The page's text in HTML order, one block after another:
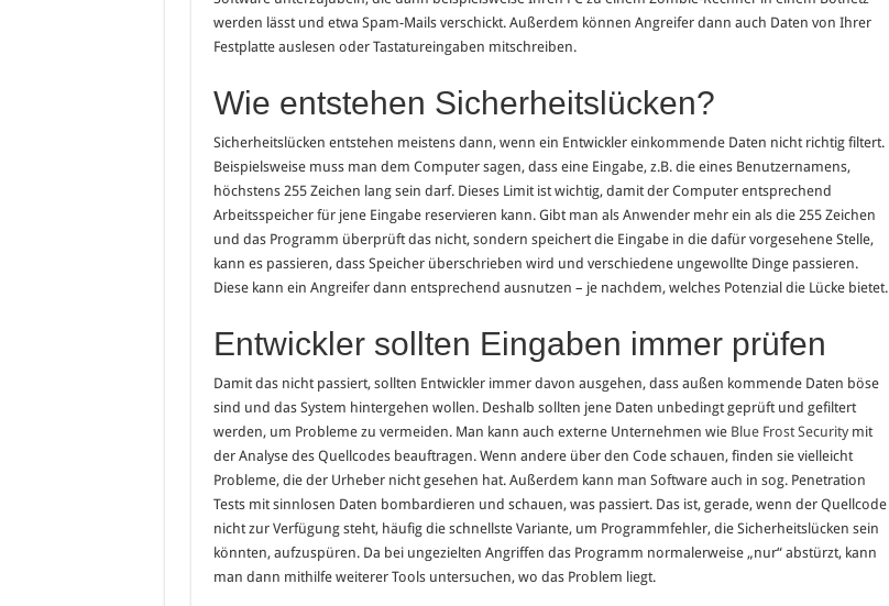
werden lässt und etwa Spam-Mails verschickt. Außerdem können Angreifer dann auch Daten von Ihrer
Festplatte auslesen oder Tastatureingaben mitschreiben.
Wie entstehen Sicherheitslücken?
Sicherheitslücken entstehen meistens dann, wenn ein Entwickler einkommende Daten nicht richtig filtert.
Beispielsweise muss man dem Computer sagen, dass eine Eingabe, z.B. die eines Benutzernamens,
höchstens 255 Zeichen lang sein darf. Dieses Limit ist wichtig, damit der Computer entsprechend
Arbeitsspeicher für jene Eingabe reservieren kann. Gibt man als Anwender mehr ein als die 255 Zeichen
und das Programm überprüft das nicht, sondern speichert die Eingabe in die dafür vorgesehene Stelle,
kann es passieren, dass Speicher überschrieben wird und verschiedene ungewollte Dinge passieren.
Diese kann ein Angreifer dann entsprechend ausnutzen – je nachdem, welches Potenzial die Lücke bietet.
Entwickler sollten Eingaben immer prüfen
Damit das nicht passiert, sollten Entwickler immer davon ausgehen, dass außen kommende Daten böse
sind und das System hintergehen wollen. Deshalb sollten jene Daten unbedingt geprüft und gefiltert
werden, um Probleme zu vermeiden. Man kann auch externe Unternehmen wie Blue Frost Securitymit
der Analyse des Quellcodes beauftragen. Wenn andere über den Code schauen, finden sie vielleicht
Probleme, die der Urheber nicht gesehen hat. Außerdem kann man Software auch in sog. Penetration
Tests mit sinnlosen Daten bombardieren und schauen, was passiert. Das ist, gerade, wenn der Quellcode
nicht zur Verfügung steht, häufig die schnellste Variante, um Programmfehler, die Sicherheitslücken sein
könnten, aufzuspüren. Da bei ungezielten Angriffen das Programm normalerweise „nur“ abstürzt, kann
man dann mithilfe weiterer Tools untersuchen, wo das Problem liegt.